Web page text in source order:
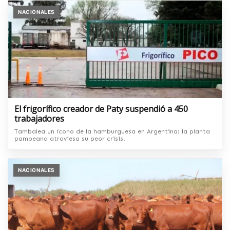
NACIONALES
El frigorífico creador de Paty suspendió a 450
trabajadores
Tambalea un ícono de la hamburguesa en Argentina: la planta
pampeana atraviesa su peor crisis.
NACIONALES